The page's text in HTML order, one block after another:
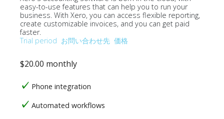
easy-to-use features that can help you to run your
business. With Xero, you can access flexible reporting,
create customizable invoices, and you can get paid
faster.
Trial period お問い合わせ先 価格
$20.00 monthly
Phone integration
Automated workflows